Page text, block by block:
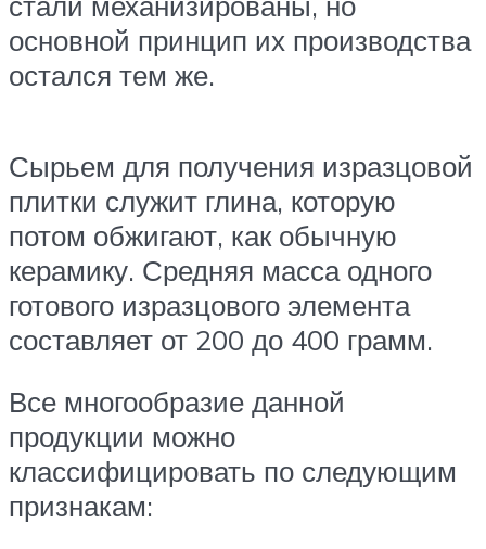
основной принцип их производства
остался тем же.
Сырьем для получения изразцовой
плитки служит глина, которую
потом обжигают, как обычную
керамику. Средняя масса одного
готового изразцового элемента
составляет от 200 до 400 грамм.
Все многообразие данной
продукции можно
классифицировать по следующим
признакам: